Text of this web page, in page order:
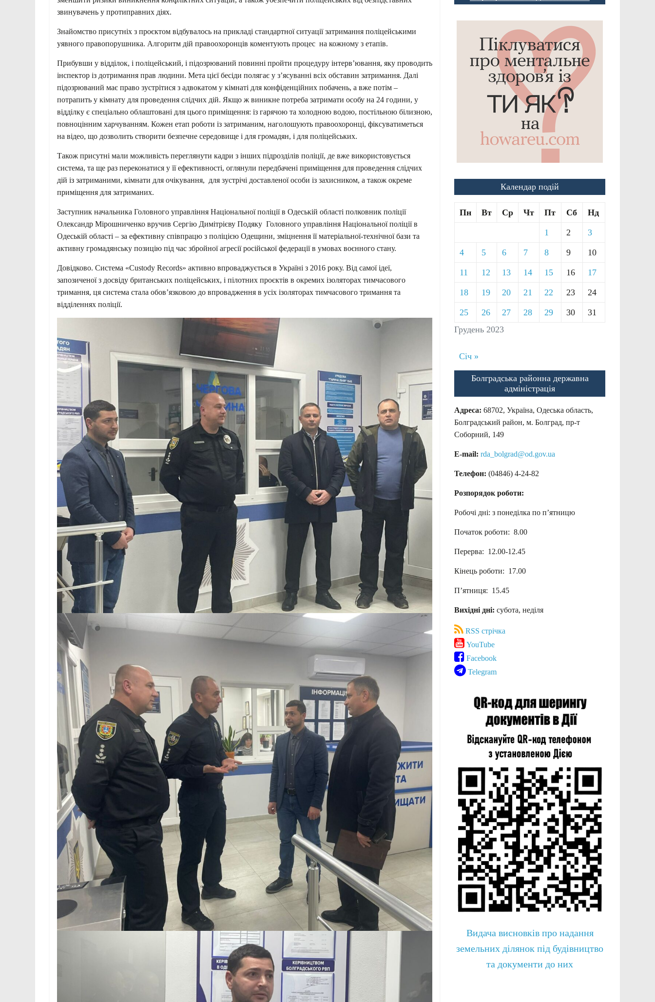
звинувачень у протиправних діях.
Знайомство присутніх з проєктом відбувалось на прикладі стандартної ситуації затримання поліцейськими
уявного правопорушника. Алгоритм дій правоохоронців коментують процес на кожному з етапів.
Прибувши у відділок, і поліцейський, і підозрюваний повинні пройти процедуру інтерв’ювання, яку проводить
інспектор із дотримання прав людини. Мета цієї бесіди полягає у з’ясуванні всіх обставин затримання. Далі
підозрюваний має право зустрітися з адвокатом у кімнаті для конфіденційних побачень, а вже потім –
потрапить у кімнату для проведення слідчих дій. Якщо ж виникне потреба затримати особу на 24 години, у
відділку є спеціально облаштовані для цього приміщення: із гарячою та холодною водою, постільною білизною,
повноцінним харчуванням. Кожен етап роботи із затриманим, наголошують правоохоронці, фіксуватиметься
на відео, що дозволить створити безпечне середовище і для громадян, і для поліцейських.
Також присутні мали можливість переглянути кадри з інших підрозділів поліції, де вже використовується
система, та ще раз переконатися у її ефективності, оглянули передбачені приміщення для проведення слідчих
дій із затриманими, кімнати для очікування, для зустрічі доставленої особи із захисником, а також окреме
приміщення для затриманих.
Заступник начальника Головного управління Національної поліції в Одеській області полковник поліції
Олександр Мірошниченко вручив Сергію Димітрієву Подяку Головного управління Національної поліції в
Одеській області – за ефективну співпрацю з поліцією Одещини, зміцнення її матеріальної-технічної бази та
активну громадянську позицію під час збройної агресії російської федерації в умовах воєнного стану.
Довідково. Система «Custody Records» активно впроваджується в Україні з 2016 року. Від самої ідеї,
запозиченої з досвіду британських поліцейських, і пілотних проєктів в окремих ізоляторах тимчасового
тримання, ця система стала обов’язковою до впровадження в усіх ізоляторах тимчасового тримання та
відділеннях поліції.
Календар подій
Грудень 2023
Пн Вт Ср Чт Пт Сб Нд
1 2 3
4 5 6 7 8 9 10
11 12 13 14 15 16 17
18 19 20 21 22 23 24
25 26 27 28 29 30 31
Січ »
Болградська районна державна
адміністрація
Адреса: 68702, Україна, Одеська область,
Болградський район, м. Болград, пр-т
Соборний, 149
E-mail: rda_bolgrad@od.gov.ua
Телефон: (04846) 4-24-82
Розпорядок роботи:
Робочі дні: з понеділка по п’ятницю
Початок роботи: 8.00
Перерва: 12.00-12.45
Кінець роботи: 17.00
П’ятниця: 15.45
Вихідні дні: субота, неділя
RSS стрічка
YouTube
Facebook
Telegram
Видача висновків про надання
земельних ділянок під будівництво
та документи до них